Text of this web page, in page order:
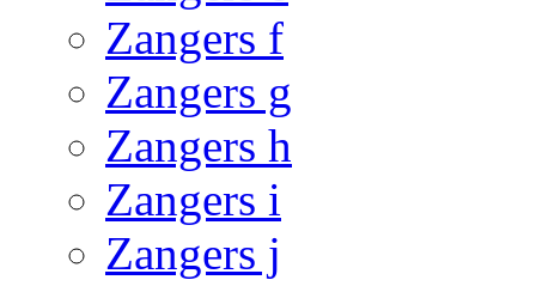
Zangers f
Zangers g
Zangers h
Zangers i
Zangers j